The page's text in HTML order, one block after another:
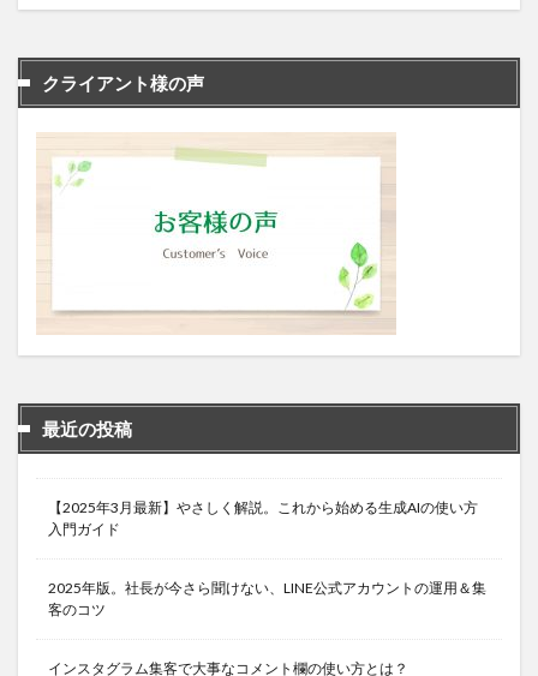
クライアント様の声
最近の投稿
【2025年3月最新】やさしく解説。これから始める生成AIの使い方
入門ガイド
2025年版。社長が今さら聞けない、LINE公式アカウントの運用＆集
客のコツ
インスタグラム集客で大事なコメント欄の使い方とは？